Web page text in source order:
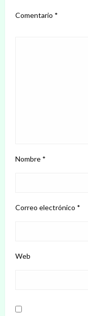
Comentario *
Nombre *
Correo electrónico *
Web